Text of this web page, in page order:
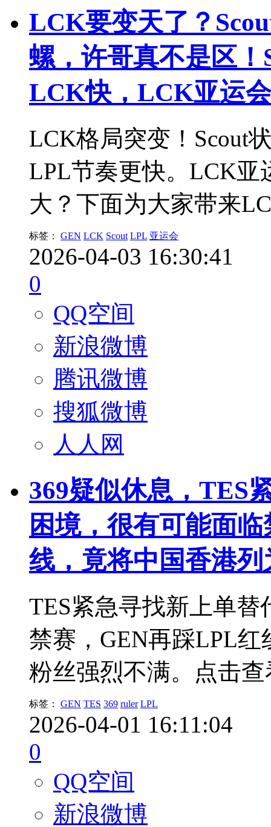
LCK要变天了？
螺，许哥真不是区
LCK快，LCK亚运
LCK格局突变！Scout
LPL节奏更快。LCK亚
大？下面为大家带来
标签： GEN LCK Scout LPL 亚运会
2026-04-03 16:30:41
0
QQ空间
新浪微博
腾讯微博
搜狐微博
人人网
369疑似休息，TES
困境，很有可能面
线，竟将中国香港
TES紧急寻找新上单替
禁赛，GEN再踩LPL
粉丝强烈不满。点击
标签： GEN TES 369 ruler LPL
2026-04-01 16:11:04
0
QQ空间
新浪微博